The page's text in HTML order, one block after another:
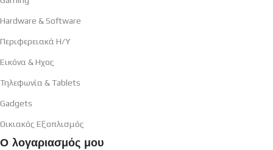
Hardware & Software
Περιφερειακά H/Y
Εικόνα & Ηχος
Τηλεφωνία & Tablets
Gadgets
Οικιακός Εξοπλισμός
Ο λογαριασμός μου